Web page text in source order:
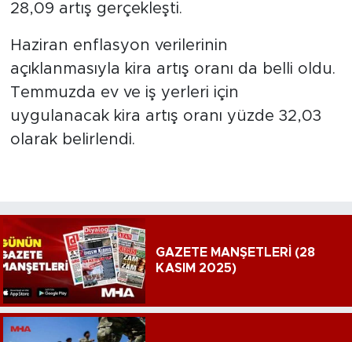
28,09 artış gerçekleşti.
Haziran enflasyon verilerinin
açıklanmasıyla kira artış oranı da belli oldu.
Temmuzda ev ve iş yerleri için
uygulanacak kira artış oranı yüzde 32,03
olarak belirlendi.
GAZETE MANŞETLERİ (28
KASIM 2025)